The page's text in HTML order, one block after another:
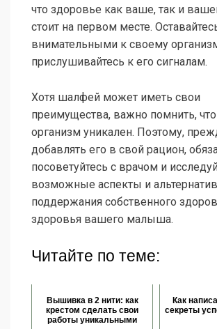
что здоровье как ваше, так и
стоит на первом месте.
внимательными к своему
прислушивайтесь к его сигналам.
Хотя шалфей может иметь свои
преимущества, важно помнить,
организм уникален. Поэтому,
добавлять его в свой рацион,
посоветуйтесь с врачом и
возможные аспекты и
поддержания собственного
здоровья вашего малыша.
Читайте по теме:
Вышивка в 2 нити: как
крестом сделать свои
работы уникальными
Как
секреты